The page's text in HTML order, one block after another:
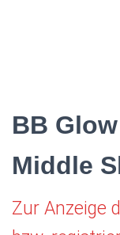
BB
Middle
Zur Anzeige